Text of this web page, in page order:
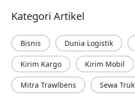
Kategori Artikel
Bisnis Dunia Logistik
Kirim Kargo Kirim Mobil
Mitra Trawlbens Sewa Truk